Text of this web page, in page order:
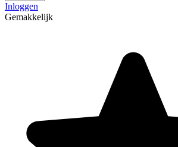
Inloggen
Gemakkelijk